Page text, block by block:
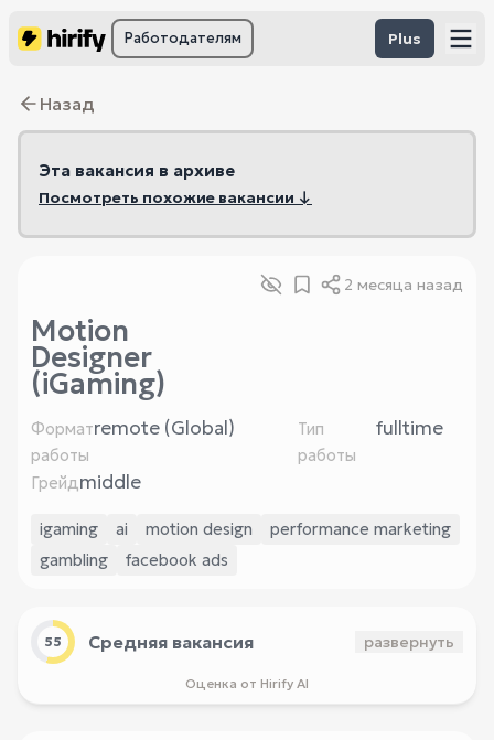
Работодателям Plus
Назад
Эта вакансия в архиве
Посмотреть похожие вакансии ↓
2 месяца назад
Motion
Designer
(iGaming)
Формат
работы
remote (Global)
Тип
работы
fulltime
Грейдmiddle
igaming ai motion design
performance marketing
gambling
facebook ads
55 Средняя вакансия развернуть
Оценка от Hirify AI